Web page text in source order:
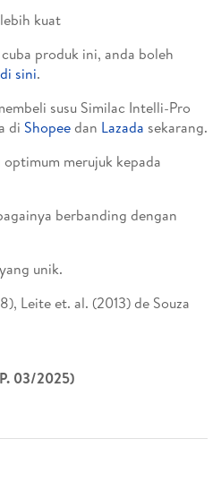
kuat
produk ini, anda boleh
di sini.
susu Similac Intelli-Pro
di Shopeedan Lazada sekarang.
merujuk kepada
berbanding dengan
unik.
Leite et. al. (2013) de Souza
03/2025)